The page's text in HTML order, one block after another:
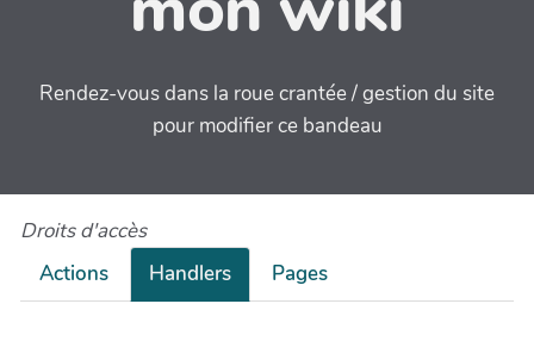
Rendez-vous dans la roue crantée / gestion du site
pour modifier ce bandeau
Droits d'accès
Actions
Handlers Pages